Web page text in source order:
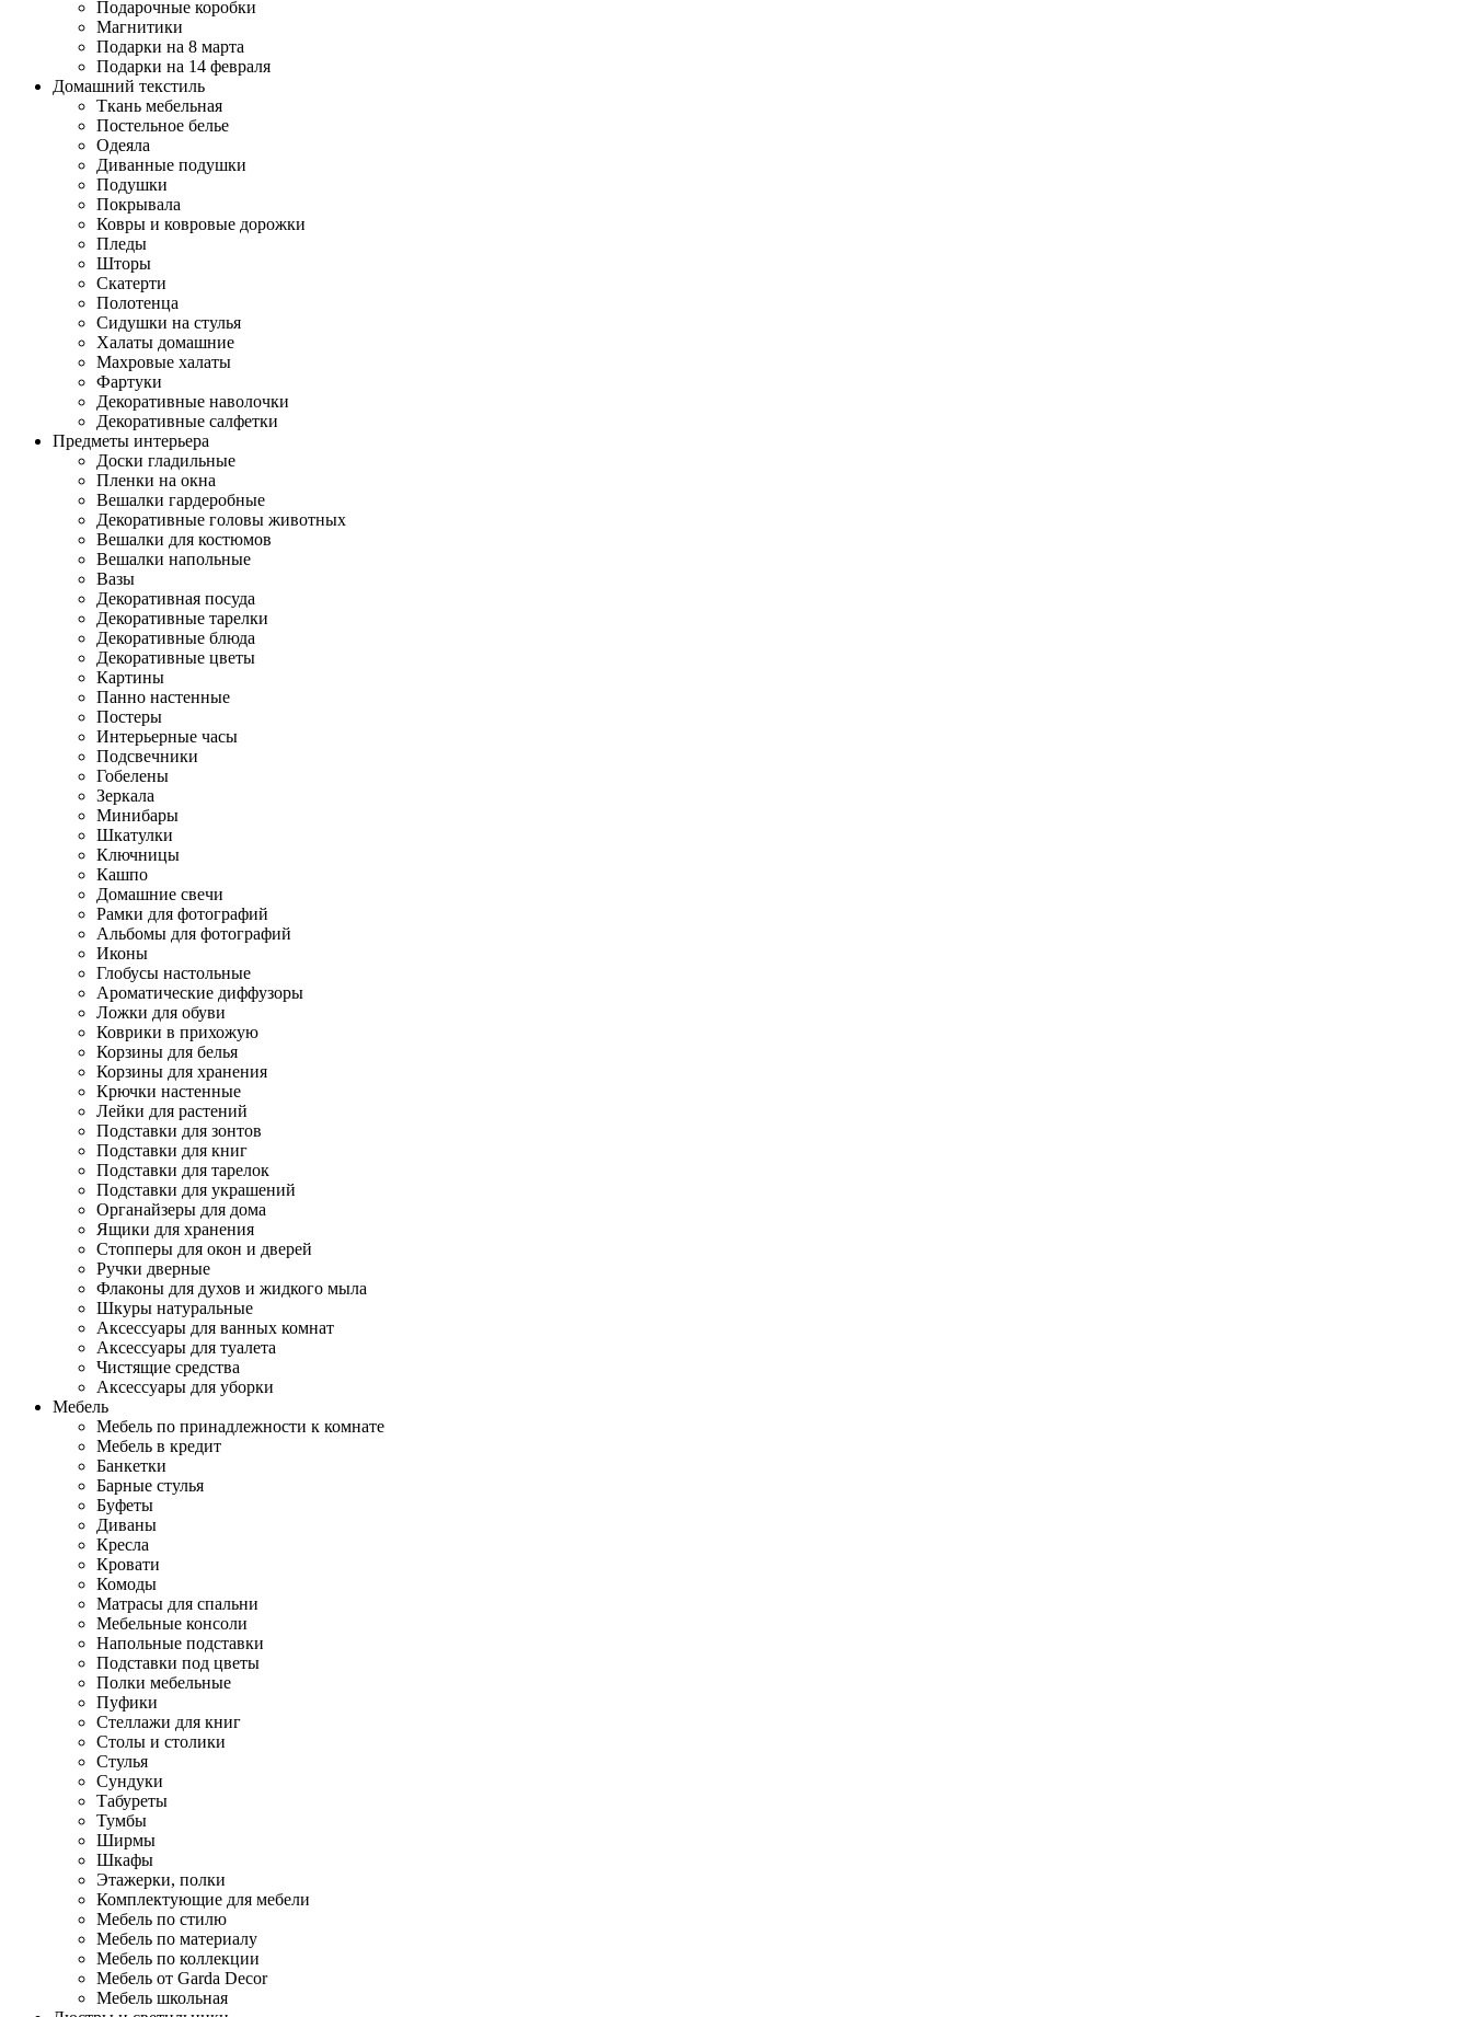
Подарочные коробки
Магнитики
Подарки на 8 марта
Подарки на 14 февраля
Домашний текстиль
Ткань мебельная
Постельное белье
Одеяла
Диванные подушки
Подушки
Покрывала
Ковры и ковровые дорожки
Пледы
Шторы
Скатерти
Полотенца
Сидушки на стулья
Халаты домашние
Махровые халаты
Фартуки
Декоративные наволочки
Декоративные салфетки
Предметы интерьера
Доски гладильные
Пленки на окна
Вешалки гардеробные
Декоративные головы животных
Вешалки для костюмов
Вешалки напольные
Вазы
Декоративная посуда
Декоративные тарелки
Декоративные блюда
Декоративные цветы
Картины
Панно настенные
Постеры
Интерьерные часы
Подсвечники
Гобелены
Зеркала
Минибары
Шкатулки
Ключницы
Кашпо
Домашние свечи
Рамки для фотографий
Альбомы для фотографий
Иконы
Глобусы настольные
Ароматические диффузоры
Ложки для обуви
Коврики в прихожую
Корзины для белья
Корзины для хранения
Крючки настенные
Лейки для растений
Подставки для зонтов
Подставки для книг
Подставки для тарелок
Подставки для украшений
Органайзеры для дома
Ящики для хранения
Стопперы для окон и дверей
Ручки дверные
Флаконы для духов и жидкого мыла
Шкуры натуральные
Аксессуары для ванных комнат
Аксессуары для туалета
Чистящие средства
Аксессуары для уборки
Мебель
Мебель по принадлежности к комнате
Мебель в кредит
Банкетки
Барные стулья
Буфеты
Диваны
Кресла
Кровати
Комоды
Матрасы для спальни
Мебельные консоли
Напольные подставки
Подставки под цветы
Полки мебельные
Пуфики
Стеллажи для книг
Столы и столики
Стулья
Сундуки
Табуреты
Тумбы
Ширмы
Шкафы
Этажерки, полки
Комплектующие для мебели
Мебель по стилю
Мебель по материалу
Мебель по коллекции
Мебель от Garda Decor
Мебель школьная